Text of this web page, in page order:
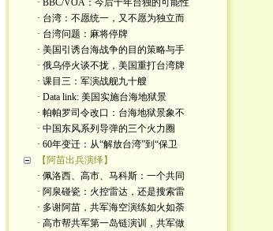
· BBC/VOA：今后十年台独的可能性
· 台湾：不愿统一，又不愿为独立而
· 台湾问题：麻将停牌
· 美国引诱台海战争的目的策略与手
· 俄乌停火谈不拢，美国重打台湾牌
· 课目三：军演战舰九十艘
· Data link: 美国实施台海地狱景
· 帕帕罗司令改口：台海地狱景象不
· 中国东风系列导弹的三个火力圈
· 60年变迁：从“解放台湾”到“保卫
【阿苗出兵演绎】
· 佩洛西、高市、马科斯：一个共同
· 阿泉碰瓷：火控雷达，还是搜索雷
· 多谢阿苗，共军海空演练如火如荼
· 高市帮共军第一岛链演训，共军做